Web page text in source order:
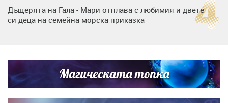
Дъщерята на Гала - Мари отплава с любимия и двете
си деца на семейна морска приказка
Братя Аргирови я изненадаха с песен
„Тук сме най-щастливи“: Радина Кърджилова и Пламен
Димов издадоха своето любимо място
Магическата топка